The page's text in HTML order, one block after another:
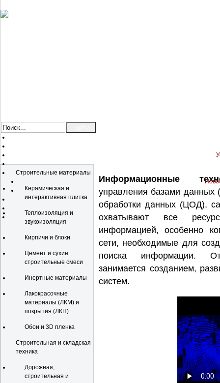
Строительные материалы
Керамическая и
интерактивная плитка
Теплоизоляция и
звукоизоляция
Кирпичи и блоки
Цемент и сухие
строительные смеси
Инертные материалы
Лакокрасочные
материалы (ЛКМ) и
покрытия (ЛКП)
Обои и 3D пленка
Строительная и складская
техника
Дорожная,
строительная и
Информационные
управления базами
обработки данных (ЦОД),
охватывают все
информацией, особенно
сети, необходимые для
поиска информации.
занимается созданием,
систем.